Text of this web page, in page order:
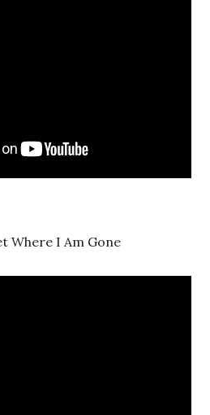
Where I Am Gone